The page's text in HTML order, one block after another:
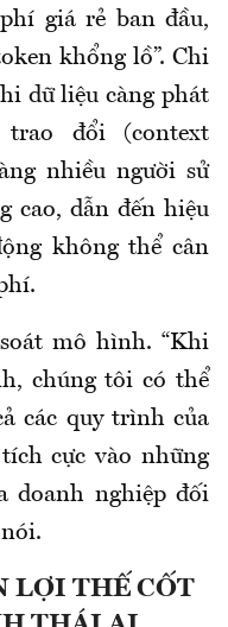
giá rẻ ban đầu,
khổng lồ”. Chi
dữ liệu càng phát
đổi (context
nhiều người sử
cao, dẫn đến hiệu
không thể cân
mô hình. “Khi
chúng tôi có thể
các quy trình của
cực vào những
doanh nghiệp đối
LỢI THẾ CỐT